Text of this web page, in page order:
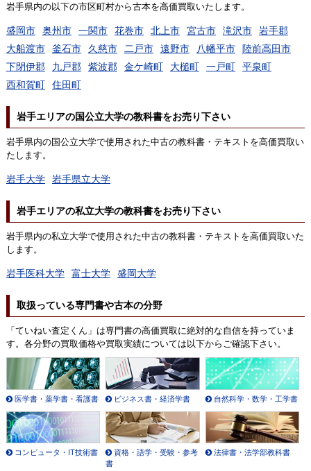
岩手県内の以下の市区町村から古本を高価買取いたします。
盛岡市 奥州市 一関市 花巻市 北上市 宮古市 滝沢市
岩手郡
大船渡市
釜石市 久慈市 二戸市 遠野市 八幡平市
陸前高田市
下閉伊郡
九戸郡 紫波郡 金ケ崎町 大槌町 一戸町
平泉町
西和賀町
住田町
岩手エリアの国公立大学の教科書をお売り下さい
岩手県内の国公立大学で使用された中古の教科書・テキストを高価買取い
たします。
岩手大学 岩手県立大学
岩手エリアの私立大学の教科書をお売り下さい
岩手県内の私立大学で使用された中古の教科書・テキストを高価買取いた
します。
岩手医科大学 富士大学 盛岡大学
取扱っている専門書や古本の分野
「ていねい査定くん」は専門書の高価買取に絶対的な自信を持っていま
す。各分野の買取価格や買取実績については以下からご確認下さい。
医学書・薬学書・看護書 ビジネス書・経済学書 自然科学・数学・工学書
コンピュータ・IT技術書
資格・語学・受験・参考
書
法律書・法学部教科書